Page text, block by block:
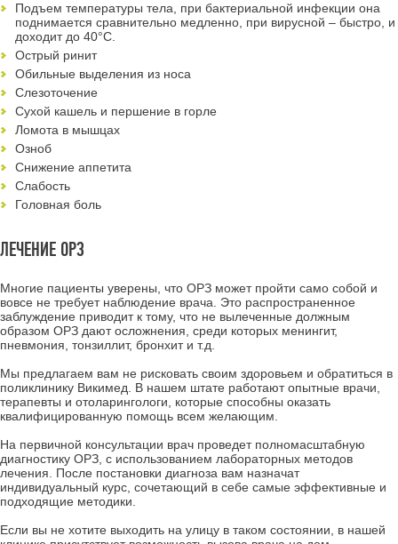
Подъем температуры тела, при бактериальной инфекции она
поднимается сравнительно медленно, при вирусной – быстро, и
доходит до 40°C.
Острый ринит
Обильные выделения из носа
Слезоточение
Сухой кашель и першение в горле
Ломота в мышцах
Озноб
Снижение аппетита
Слабость
Головная боль
ЛЕЧЕНИЕ ОРЗ
Многие пациенты уверены, что ОРЗ может пройти само собой и
вовсе не требует наблюдение врача. Это распространенное
заблуждение приводит к тому, что не вылеченные должным
образом ОРЗ дают осложнения, среди которых менингит,
пневмония, тонзиллит, бронхит и т.д.
Мы предлагаем вам не рисковать своим здоровьем и обратиться в
поликлинику Викимед. В нашем штате работают опытные врачи,
терапевты и отоларингологи, которые способны оказать
квалифицированную помощь всем желающим.
На первичной консультации врач проведет полномасштабную
диагностику ОРЗ, с использованием лабораторных методов
лечения. После постановки диагноза вам назначат
индивидуальный курс, сочетающий в себе самые эффективные и
подходящие методики.
Если вы не хотите выходить на улицу в таком состоянии, в нашей